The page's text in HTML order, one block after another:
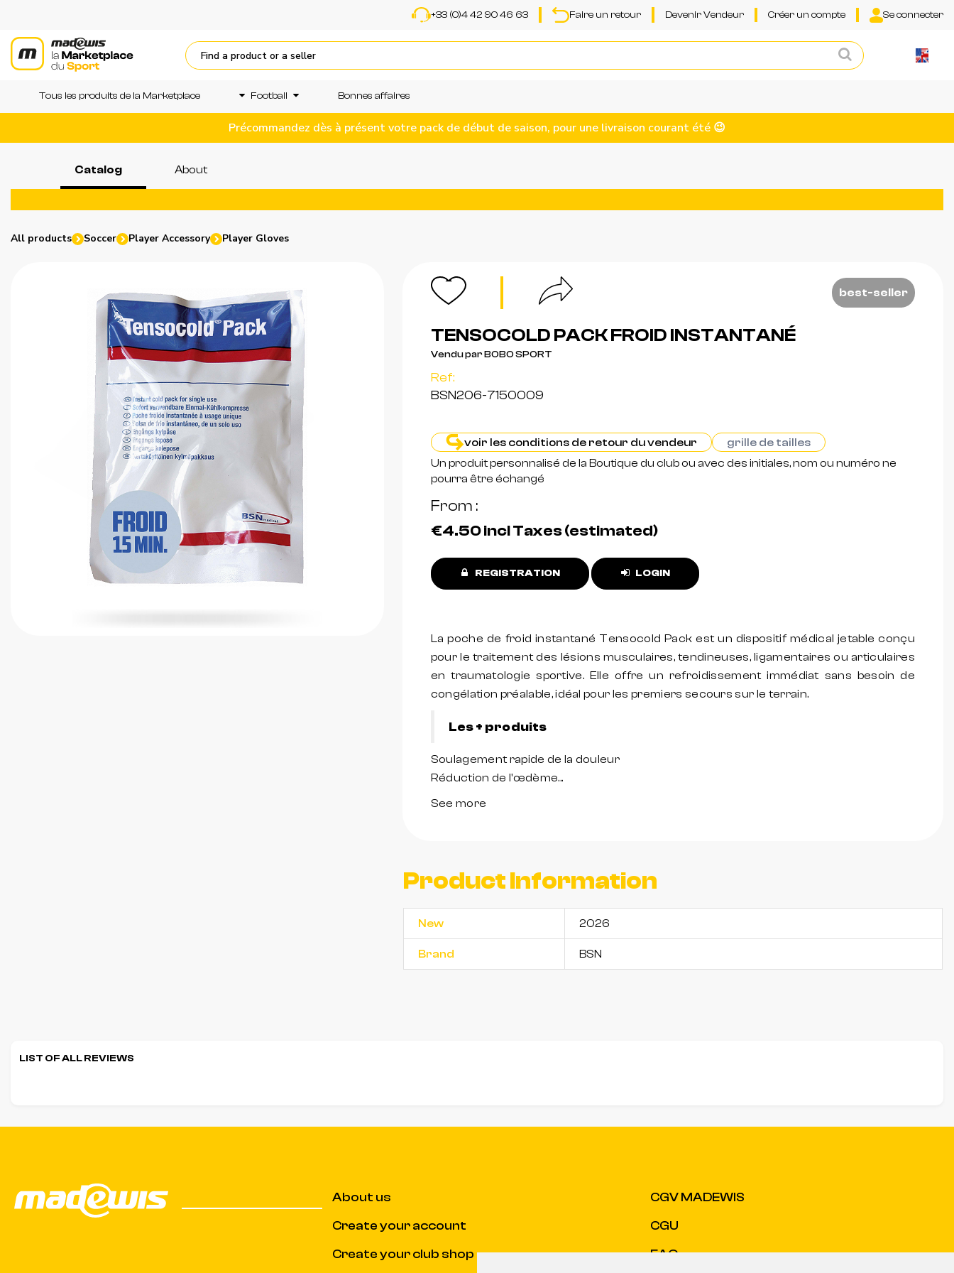
+33 (0)4 42 90 46 63 Faire un retour Devenir Vendeur Créer un compte Se connecter
Tous les produits de la Marketplace Football Bonnes affaires
Précommandez dès à présent votre pack de début de saison, pour une livraison courant été 😉
Catalog About
All products Soccer Player Accessory Player Gloves
best-seller
TENSOCOLD PACK FROID INSTANTANÉ
Vendu par BOBO SPORT
Ref:
BSN206-7150009
voir les conditions de retour du vendeur
grille de tailles
Un produit personnalisé de la Boutique du club ou avec des initiales, nom ou numéro ne
pourra être échangé
From
€4.50incl Taxes (estimated)
REGISTRATION LOGIN
La poche de froid instantané Tensocold Pack est un dispositif médical jetable conçu
pour le traitement des lésions musculaires, tendineuses, ligamentaires ou articulaires
en traumatologie sportive. Elle offre un refroidissement immédiat sans besoin de
congélation préalable, idéal pour les premiers secours sur le terrain.
Les + produits
Soulagement rapide de la douleur
Réduction de l'œdème...
See more
Product Information
New 2026
Brand BSN
LIST OF ALL REVIEWS
About us
Create your account
Create your club shop
CGV MADEWIS
CGU
FAQ